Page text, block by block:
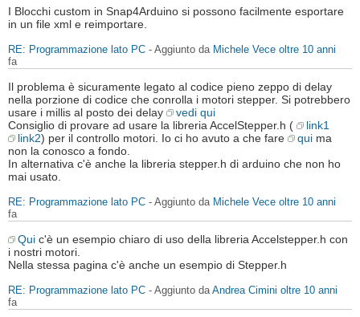
I Blocchi custom in Snap4Arduino si possono facilmente esportare
in un file xml e reimportare.
RE: Programmazione lato PC - Aggiunto da Michele Vece oltre 10 anni
fa
Il problema è sicuramente legato al codice pieno zeppo di delay
nella porzione di codice che conrolla i motori stepper. Si potrebbero
usare i millis al posto dei delay
vedi qui
Consiglio di provare ad usare la libreria AccelStepper.h (
link1
link2) per il controllo motori. Io ci ho avuto a che fare qui ma
non la conosco a fondo.
In alternativa c'è anche la libreria stepper.h di arduino che non ho
mai usato.
RE: Programmazione lato PC - Aggiunto da Michele Vece oltre 10 anni
fa
Qui c'è un esempio chiaro di uso della libreria Accelstepper.h con
i nostri motori.
Nella stessa pagina c'è anche un esempio di Stepper.h
RE: Programmazione lato PC - Aggiunto da Andrea Cimini oltre 10 anni
fa